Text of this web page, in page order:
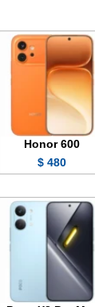
Honor 600
480 $